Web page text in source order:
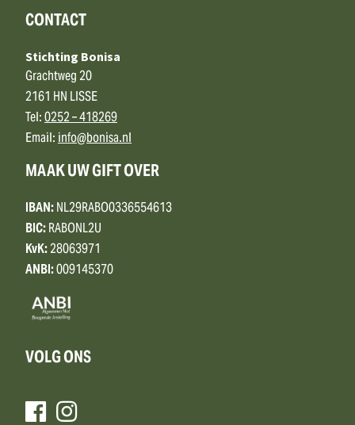
CONTACT
Stichting Bonisa
Grachtweg 20
2161 HN LISSE
Tel:0252 – 418269
Email:info@bonisa.nl
MAAK UW GIFT OVER
IBAN:NL29RABO0336554613
BIC:RABONL2U
KvK:28063971
ANBI:009145370
VOLG ONS